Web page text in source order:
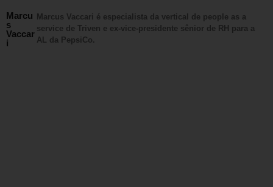
Marcu
s
Vaccar
i
Marcus Vaccari é especialista da vertical de people as a
service de Triven e ex-vice-presidente sênior de RH para a
AL da PepsiCo.